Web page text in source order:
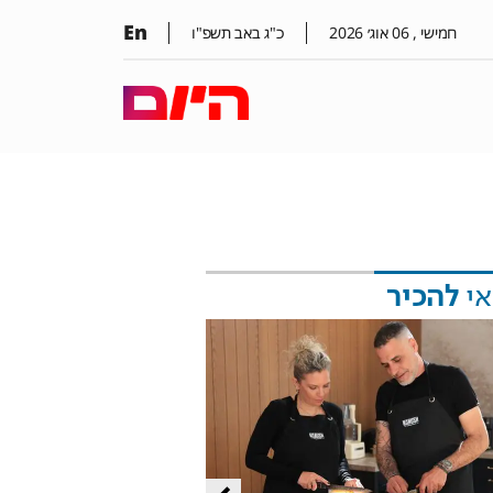
חמישי , 06אוג׳ 2026 כ"ג באב תשפ"ו En
להכיר